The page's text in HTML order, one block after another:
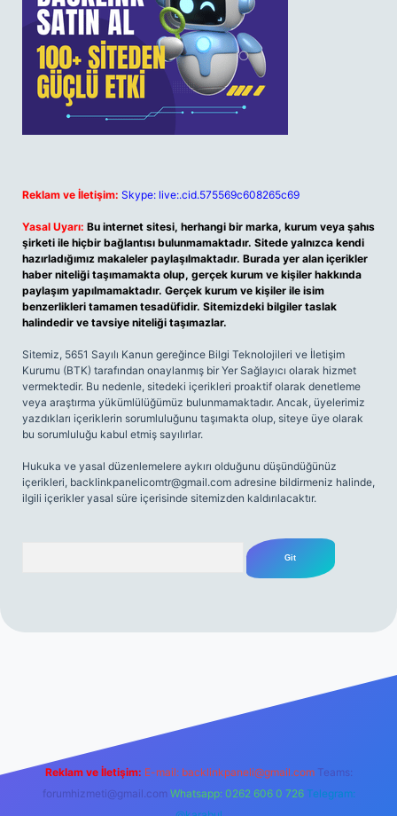
Reklam ve İletişim: Skype: live:.cid.575569c608265c69
Yasal Uyarı: Bu internet sitesi, herhangi bir marka, kurum veya şahıs
şirketi ile hiçbir bağlantısı bulunmamaktadır. Sitede yalnızca kendi
hazırladığımız makaleler paylaşılmaktadır. Burada yer alan içerikler
haber niteliği taşımamakta olup, gerçek kurum ve kişiler hakkında
paylaşım yapılmamaktadır. Gerçek kurum ve kişiler ile isim
benzerlikleri tamamen tesadüfidir. Sitemizdeki bilgiler taslak
halindedir ve tavsiye niteliği taşımazlar.
Sitemiz, 5651 Sayılı Kanun gereğince Bilgi Teknolojileri ve İletişim
Kurumu (BTK) tarafından onaylanmış bir Yer Sağlayıcı olarak hizmet
vermektedir. Bu nedenle, sitedeki içerikleri proaktif olarak denetleme
veya araştırma yükümlülüğümüz bulunmamaktadır. Ancak, üyelerimiz
yazdıkları içeriklerin sorumluluğunu taşımakta olup, siteye üye olarak
bu sorumluluğu kabul etmiş sayılırlar.
Hukuka ve yasal düzenlemelere aykırı olduğunu düşündüğünüz
içerikleri, backlinkpanelicomtr@gmail.com adresine bildirmeniz halinde,
ilgili içerikler yasal süre içerisinde sitemizden kaldırılacaktır.
Reklam ve İletişim: E-mail: backlinkpaneli@gmail.com Teams:
forumhizmeti@gmail.com Whatsapp: 0262 606 0 726 Telegram: